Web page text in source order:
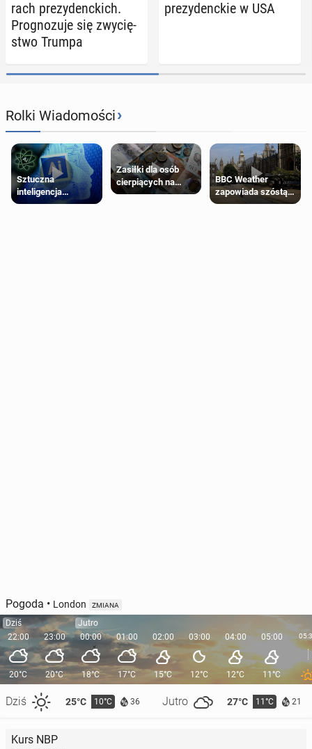
rach pre­zy­denc­kich.
Pro­gno­zu­je się zwy­cię­
stwo Trumpa
pre­zy­denc­kie w USA
Rolki Wiadomości›
Sztuczna
inteligencja
próbowała oszukać
Zasiłki dla osób
cierpiących na
schorzenia
BBC Weather
zapowiada szóstą
falę upałów w
Pogoda • London ZMIANA
Dziś
22:00
20°C
Dziś 25°C 10°C 36 Jutro 27°C 11°C 21
23:00
20°C
Jutro
00:00
18°C
01:00
17°C
02:00
15°C
03:00
12°C
04:00
12°C
05:00
11°C
Kurs NBP